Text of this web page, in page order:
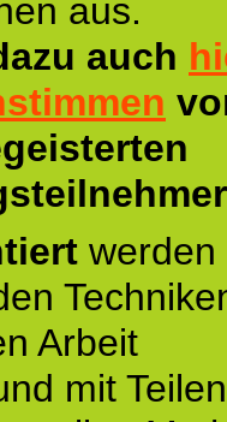
aus.
auch
werden
Arbeit
mit